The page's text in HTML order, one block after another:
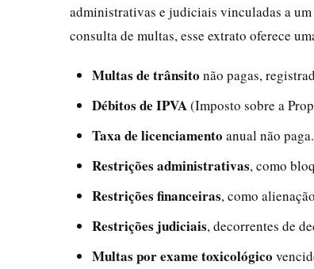
administrativas e judiciais vinculadas a
consulta de multas, esse extrato oferece
Multas de trânsito não pagas,
Débitos de IPVA(Imposto sobre a
Taxa de licenciamento anual não paga.
Restrições administrativas, como
Restrições financeiras, como
Restrições judiciais, decorrentes de
Multas por exame toxicológico